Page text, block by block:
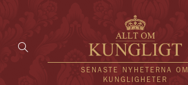
SENASTE NYHETERNA OM
KUNGLIGHETER